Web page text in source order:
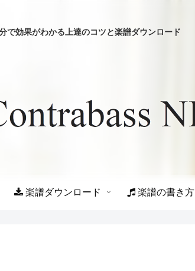
で効果がわかる上達のコツと楽譜ダウンロード
楽譜ダウンロード 楽譜の書き方